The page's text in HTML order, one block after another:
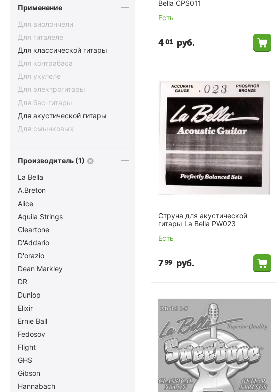
Bella CPS011
Есть
4 01 руб.
Струна для акустической
гитары La Bella PW023
Есть
7 99 руб.
Применение
Для виолончели
Для гиталеле
Для классической гитары
Для контрабаса
Для укулеле
Для электрогитары
Для бас-гитары
Для акустической гитары
Для смычковых
Производитель (1)
La Bella
A.Breton
Alice
Aquila Strings
Cleartone
D'Addario
D'orazio
Dean Markley
DR
Dunlop
Elixir
Ernie Ball
Fedosov
Flight
GHS
Gibson
Hannabach